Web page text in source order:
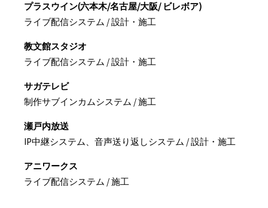
プラスウイン(六本木/名古屋/大阪/ ビレボア)
ライブ配信システム / 設計・施工
教文館スタジオ
ライブ配信システム / 設計・施工
サガテレビ
制作サブインカムシステム / 施工
瀬戸内放送
IP中継システム、音声送り返しシステム / 設計・施工
アニワークス
ライブ配信システム / 施工